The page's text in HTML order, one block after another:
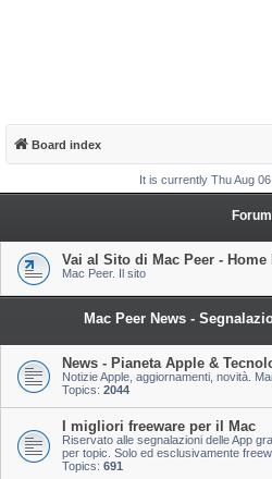
Board index
It is currently Thu Aug
Forum
Vai al Sito di Mac Peer - Home
Mac Peer. Il sito
Mac Peer News -
News - Pianeta Apple &
Notizie Apple, aggiornamenti, novità.
Topics: 2044
I migliori freeware per il Mac
Riservato alle segnalazioni delle App
per topic. Solo ed esclusivamente
Topics: 691